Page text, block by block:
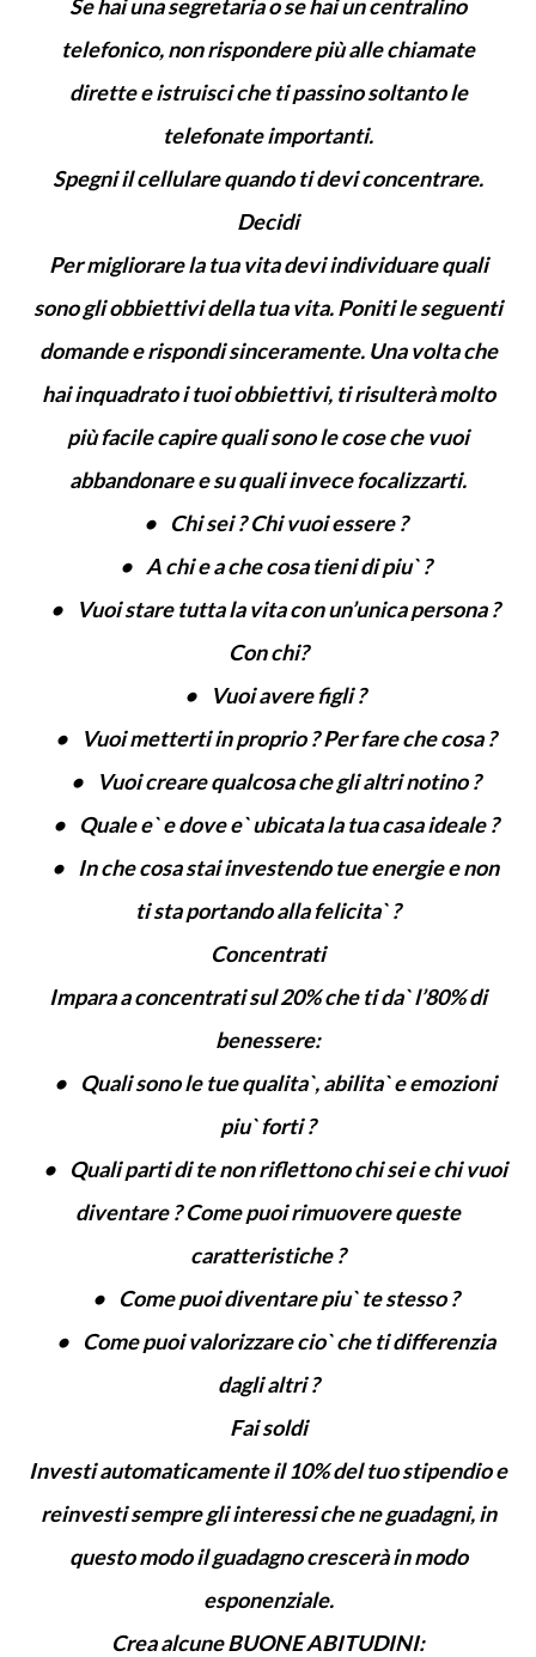
Se hai una segretaria o se hai un centralino
telefonico, non rispondere più alle chiamate
dirette e istruisci che ti passino soltanto le
telefonate importanti.
Spegni il cellulare quando ti devi concentrare.
Decidi
Per migliorare la tua vita devi individuare quali
sono gli obbiettivi della tua vita. Poniti le seguenti
domande e rispondi sinceramente. Una volta che
hai inquadrato i tuoi obbiettivi, ti risulterà molto
più facile capire quali sono le cose che vuoi
abbandonare e su quali invece focalizzarti.
• Chi sei ? Chi vuoi essere ?
• A chi e a che cosa tieni di piu` ?
• Vuoi stare tutta la vita con un’unica persona ?
Con chi?
• Vuoi avere figli ?
• Vuoi metterti in proprio ? Per fare che cosa ?
• Vuoi creare qualcosa che gli altri notino ?
• Quale e` e dove e` ubicata la tua casa ideale ?
• In che cosa stai investendo tue energie e non
ti sta portando alla felicita` ?
Concentrati
Impara a concentrati sul 20% che ti da` l’80% di
benessere:
• Quali sono le tue qualita`, abilita` e emozioni
piu` forti ?
• Quali parti di te non riflettono chi sei e chi vuoi
diventare ? Come puoi rimuovere queste
caratteristiche ?
• Come puoi diventare piu` te stesso ?
• Come puoi valorizzare cio` che ti differenzia
dagli altri ?
Fai soldi
Investi automaticamente il 10% del tuo stipendio e
reinvesti sempre gli interessi che ne guadagni, in
questo modo il guadagno crescerà in modo
esponenziale.
Crea alcune BUONE ABITUDINI: